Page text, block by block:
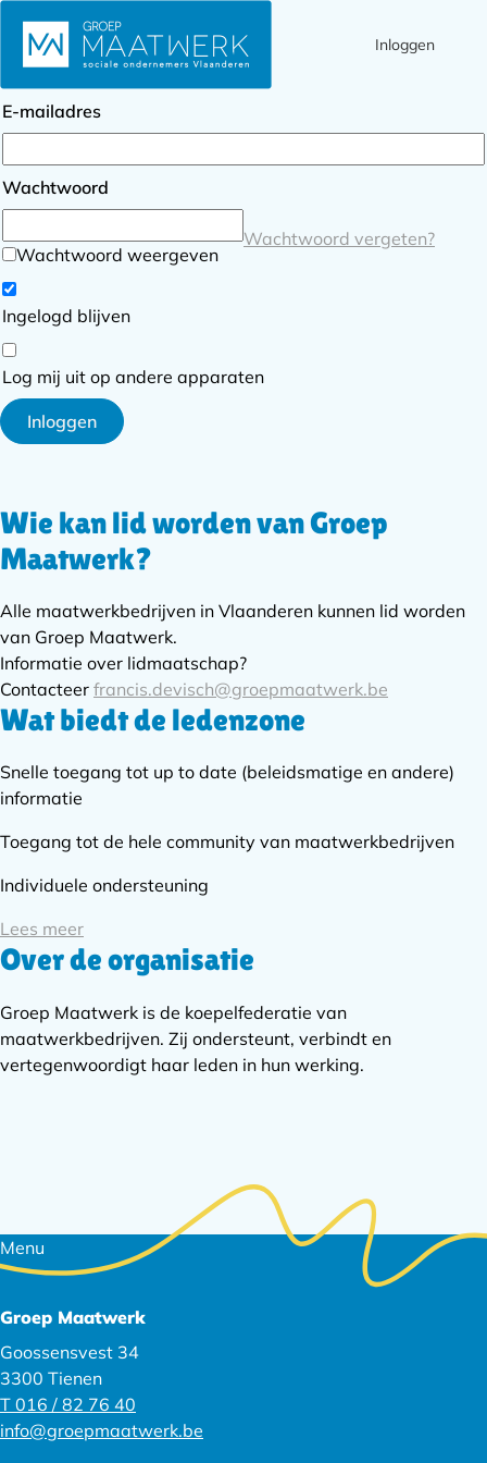
Inloggen
Inloggen
E-mailadres
Wachtwoord
Wachtwoord weergeven
Wachtwoord vergeten?
Ingelogd blijven
Log mij uit op andere apparaten
Inloggen
Subnavigatie
Wie kan lid worden van Groep
Maatwerk?
Alle maatwerkbedrijven in Vlaanderen kunnen lid worden
van Groep Maatwerk.
Informatie over lidmaatschap?
Contacteer francis.devisch@groepmaatwerk.be
Wat biedt de ledenzone
Snelle toegang tot up to date (beleidsmatige en andere)
informatie
Toegang tot de hele community van maatwerkbedrijven
Individuele ondersteuning
Lees meer
Over de organisatie
Groep Maatwerk is de koepelfederatie van
maatwerkbedrijven. Zij ondersteunt, verbindt en
vertegenwoordigt haar leden in hun werking.
Footer
navigatie
Menu
Groep Maatwerk
Goossensvest 34
3300 Tienen
T 016 / 82 76 40
info@groepmaatwerk.be